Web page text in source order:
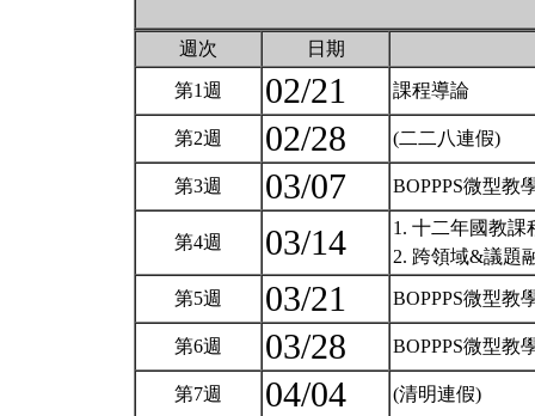
週次 日期
第1週 02/21 課程導論
第2週 02/28 (二二八連假)
第3週 03/07 BOPPPS微型教
第4週 03/14
1. 十二年國教課
2. 跨領域&議題
第5週 03/21 BOPPPS微型教
第6週 03/28 BOPPPS微型教
第7週 04/04 (清明連假)